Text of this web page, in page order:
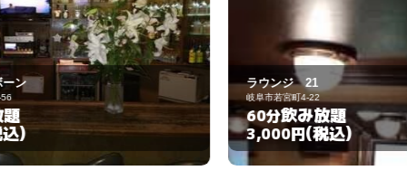
ラウンジ 21
岐阜市若宮町4-22
飲み放題
3,000円(税込)